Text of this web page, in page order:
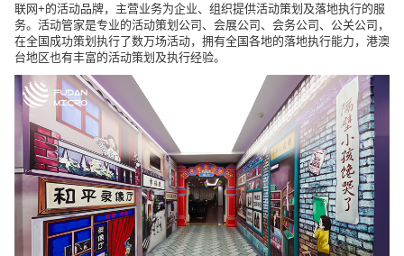
联网+的活动品牌，主营业务为企业、组织提供活动策划及落地执行的服
务。活动管家是专业的活动策划公司、会展公司、会务公司、公关公司，
在全国成功策划执行了数万场活动，拥有全国各地的落地执行能力，港澳
台地区也有丰富的活动策划及执行经验。